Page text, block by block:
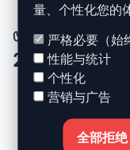
✅ BMW X4
245ch Stage
动力提升高达
正常驾驶下优化油
量、个性化您的
严格必要（始
性能与统计
个性化
营销与广告
全部拒绝